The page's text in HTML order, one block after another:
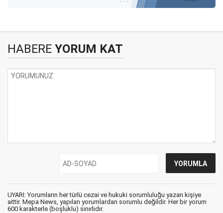
HABERE YORUM KAT
UYARI: Yorumların her türlü cezai ve hukuki sorumluluğu yazan kişiye
aittir. Mepa News, yapılan yorumlardan sorumlu değildir. Her bir yorum
600 karakterle (boşluklu) sınırlıdır.